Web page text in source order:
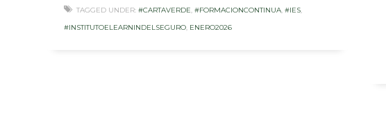
TAGGED UNDER: #CARTAVERDE, #FORMACIONCONTINUA, #IES,
#INSTITUTOELEARNINDELSEGURO, ENERO2026